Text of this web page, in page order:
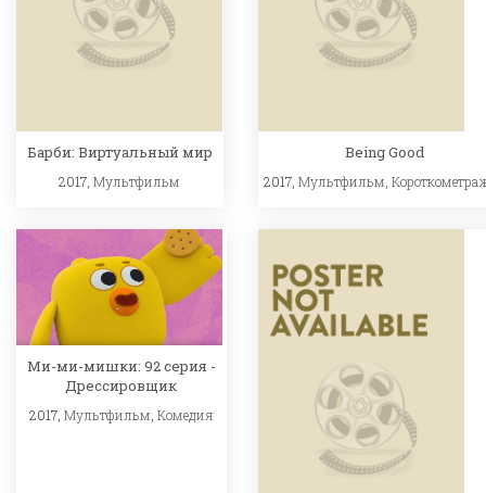
Барби: Виртуальный мир
2017,Мультфильм
Being Good
2017,Мультфильм,
Ми-ми-мишки: 92 серия -
Дрессировщик
2017, Мультфильм Комедия